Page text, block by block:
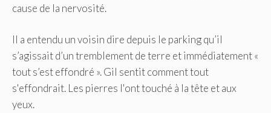
cause de la nervosité.
Il a entendu un voisin dire depuis le parking qu’il
s’agissait d’un tremblement de terre et immédiatement «
tout s’est effondré ». Gil sentit comment tout
s'effondrait. Les pierres l'ont touché à la tête et aux
yeux.